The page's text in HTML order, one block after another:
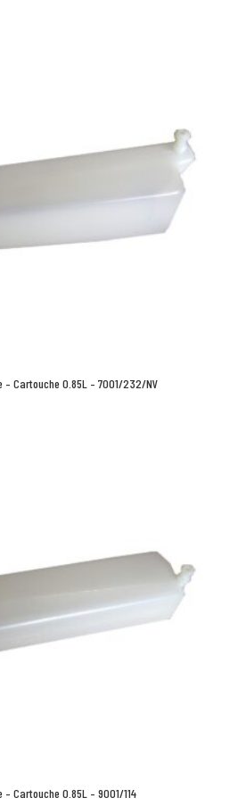
– Cartouche 0.85L – 7001/232/NV
Cartouche 0.85L – 9001/114